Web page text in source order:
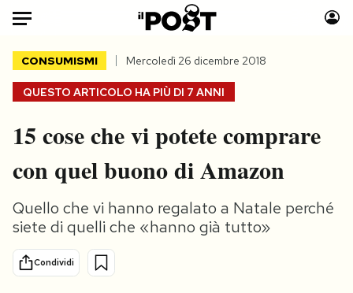
Auto
HOME
Italia
Politica
Tecnologia
Internet
Cultura
Moda
Consumismi
Storie/Idee
Ok Boomer!
QUESTO ARTICOLO HA PIÙ DI 7 ANNI
CONSUMISMI Mercoledì 26 dicembre 2018
15 cose che vi potete comprare
con quel buono di Amazon
Quello che vi hanno regalato a Natale perché
siete di quelli che «hanno già tutto»
Condividi